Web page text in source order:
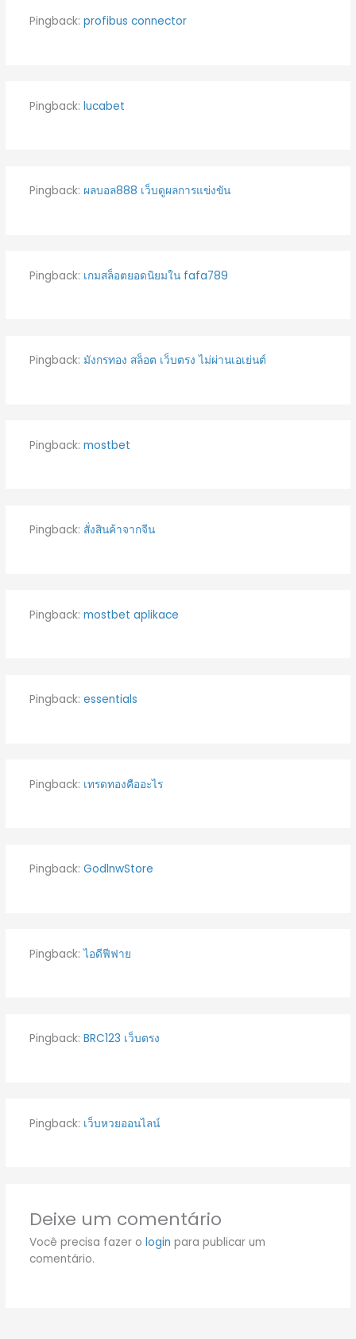
Pingback: profibus connector
Pingback: lucabet
Pingback: ผลบอล888 เว็บดูผลการแข่งขัน
Pingback: เกมสล็อตยอดนิยมใน fafa789
Pingback: มังกรทอง สล็อต เว็บตรง ไม่ผ่านเอเย่นต์
Pingback: mostbet
Pingback: สั่งสินค้าจากจีน
Pingback: mostbet aplikace
Pingback: essentials
Pingback: เทรดทองคืออะไร
Pingback: GodlnwStore
Pingback:ไอดีฟีฟาย
Pingback: BRC123 เว็บตรง
Pingback: เว็บหวยออนไลน์
Deixe um comentário
Você precisa fazer o login para publicar um
comentário.